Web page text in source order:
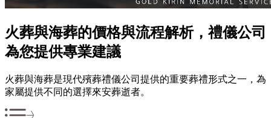
火葬與海葬的價格與流程解析，禮儀公司
為您提供專業建議
火葬與海葬是現代殯葬禮儀公司提供的重要葬禮形式之一，為
家屬提供不同的選擇來安葬逝者。